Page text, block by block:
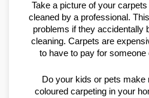
Take a picture of your
cleaned by a professional.
problems if they accidentally
cleaning. Carpets are
to have to pay for
Do your kids or pets make
coloured carpeting in your